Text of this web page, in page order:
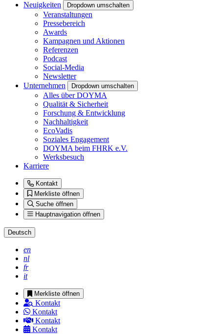
Neuigkeiten
Dropdown umschalten
Veranstaltungen
Pressebereich
Awards
Kampagnen und Aktionen
Referenzen
Podcast
Social-Media
Newsletter
Unternehmen
Dropdown umschalten
Alles über DOYMA
Qualität & Sicherheit
Forschung & Entwicklung
Nachhaltigkeit
EcoVadis
Soziales Engagement
DOYMA beim FHRK e.V.
Werksbesuch
Karriere
Kontakt
Merkliste öffnen
Suche öffnen
Hauptnavigation öffnen
Deutsch
en
nl
fr
it
Merkliste öffnen
Kontakt
Kontakt
Kontakt
Kontakt